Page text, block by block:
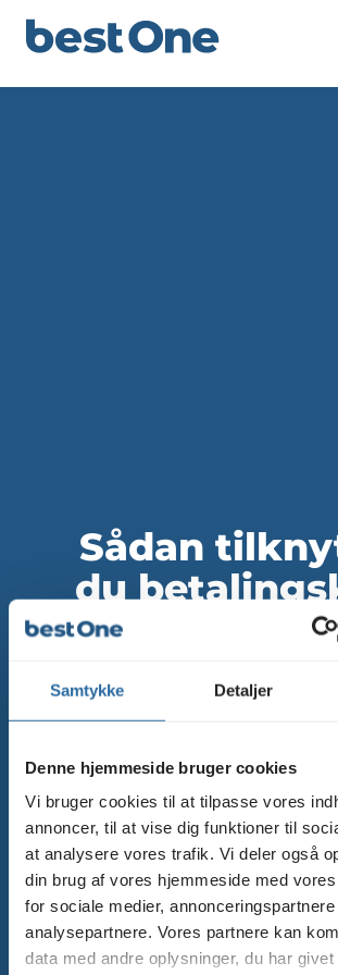
Samtykke Detaljer
Denne hjemmeside bruger cookies
Vi bruger cookies til at tilpasse vores
annoncer, til at vise dig funktioner til
at analysere vores trafik. Vi deler også
din brug af vores hjemmeside med
for sociale medier, annonceringspartnere
analysepartnere. Vores partnere kan
data med andre oplysninger, du har
Sådan
du
på din
Ads konto